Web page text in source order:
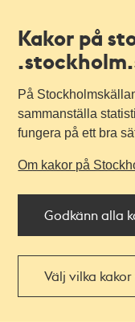
Kakor på
På
sammanställa
fungera på ett bra
Om kakor på
Godkänn alla
Välj vilka